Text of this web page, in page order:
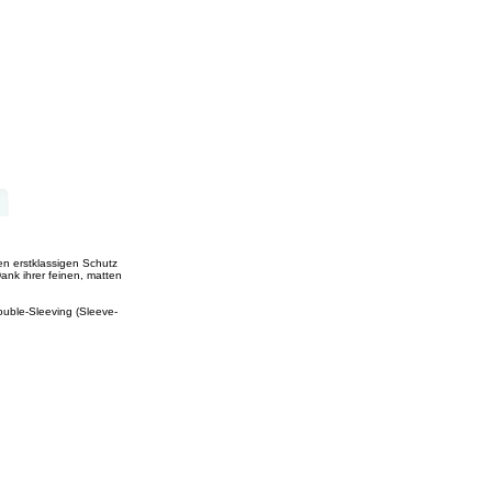
erstklassigen Schutz
ihrer feinen, matten
Sleeving (Sleeve-